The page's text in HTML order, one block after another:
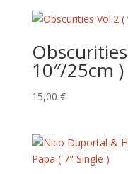
était :
est :
10″/25cm )
15,00 €